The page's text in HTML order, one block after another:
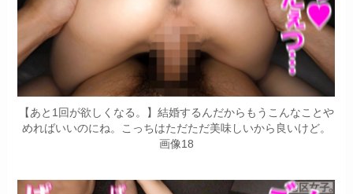
【あと1回が欲しくなる。】結婚するんだからもうこんなことや
めればいいのにね。こっちはただただ美味しいから良いけど。
画像18